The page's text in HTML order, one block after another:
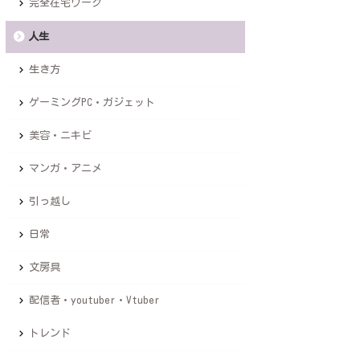
完全在宅ワーク
人生
生き方
ゲーミングPC・ガジェット
美容・ニキビ
マンガ・アニメ
引っ越し
日常
文房具
配信者・youtuber・Vtuber
トレンド